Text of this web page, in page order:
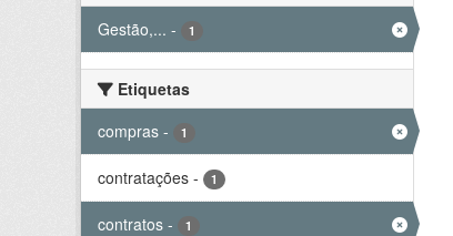
Gestão,... - 1
Etiquetas
compras - 1
contratações - 1
contratos - 1